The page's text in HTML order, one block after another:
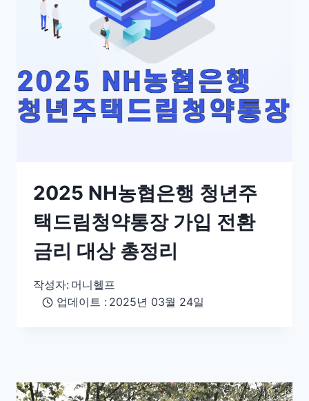
2025 NH농협은행 청년주
택드림청약통장 가입 전환
금리 대상 총정리
작성자: 머니헬프
업데이트 : 2025년 03월 24일